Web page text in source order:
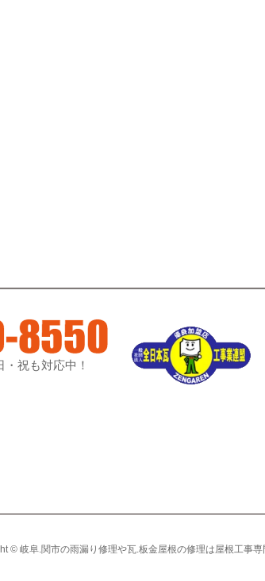
・祝も対応中！
© 岐阜.関市の雨漏り修理や瓦.板金屋根の修理は屋根工事